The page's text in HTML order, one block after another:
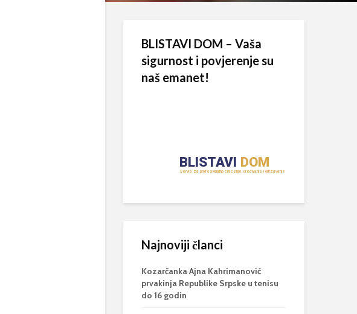
BLISTAVI DOM – Vaša
sigurnost i povjerenje su
naš emanet!
Najnoviji članci
Kozarčanka Ajna Kahrimanović
prvakinja Republike Srpske u tenisu
do 16 godin